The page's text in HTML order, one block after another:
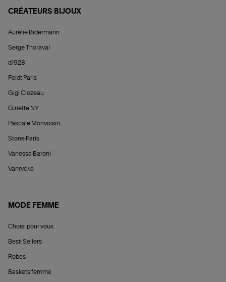
CRÉATEURS BIJOUX
Aurélie Bidermann
Serge Thoraval
d1928
Feidt Paris
Gigi Clozeau
Ginette NY
Pascale Monvoisin
Stone Paris
Vanessa Baroni
Vanrycke
MODE FEMME
Choisi pour vous
Best-Sellers
Robes
Baskets femme